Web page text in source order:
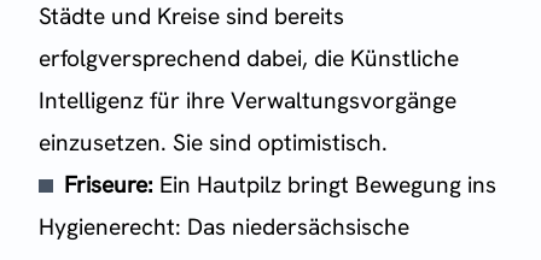
Städte und Kreise sind bereits
erfolgversprechend dabei, die Künstliche
Intelligenz für ihre Verwaltungsvorgänge
einzusetzen. Sie sind optimistisch.
Friseure: Ein Hautpilz bringt Bewegung ins
Hygienerecht: Das niedersächsische